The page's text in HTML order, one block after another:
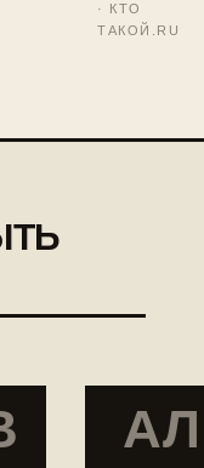
· КТО
ТАКОЙ.RU
АЛ